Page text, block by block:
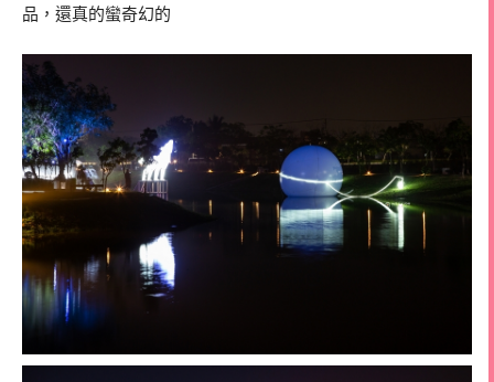
品，還真的蠻奇幻的